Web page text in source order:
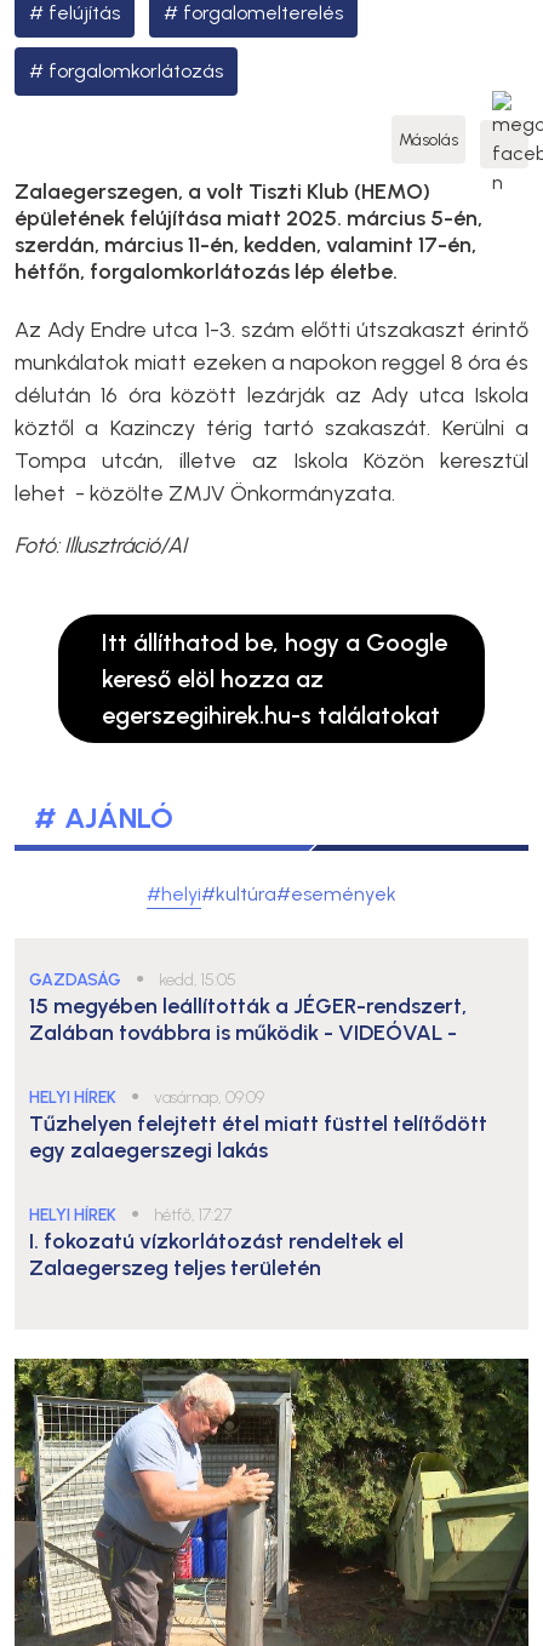
felújítás forgalomelterelés
forgalomkorlátozás
Másolás
Zalaegerszegen, a volt Tiszti Klub (HEMO)
épületének felújítása miatt 2025. március 5-én,
szerdán, március 11-én, kedden, valamint 17-én,
hétfőn, forgalomkorlátozás lép életbe.
Az Ady Endre utca 1-3. szám előtti útszakaszt érintő
munkálatok miatt ezeken a napokon reggel 8 óra és
délután 16 óra között lezárják az Ady utca Iskola
köztől a Kazinczy térig tartó szakaszát. Kerülni a
Tompa utcán, illetve az Iskola Közön keresztül
lehet - közölte ZMJV Önkormányzata.
Fotó: Illusztráció/AI
Itt állíthatod be, hogy a Google
kereső elöl hozza az
egerszegihirek.hu-s találatokat
# AJÁNLÓ
#helyi#kultúra#események
GAZDASÁG ● kedd, 15:05
15 megyében leállították a JÉGER-rendszert,
Zalában továbbra is működik - VIDEÓVAL -
HELYI HÍREK ● vasárnap, 09:09
Tűzhelyen felejtett étel miatt füsttel telítődött
egy zalaegerszegi lakás
HELYI HÍREK ● hétfő, 17:27
I. fokozatú vízkorlátozást rendeltek el
Zalaegerszeg teljes területén